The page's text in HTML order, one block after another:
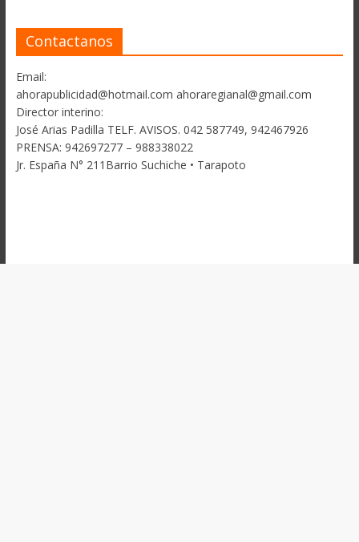
Contactanos
Email:
ahorapublicidad@hotmail.com ahoraregianal@gmail.com
Director interino:
José Arias Padilla TELF. AVISOS. 042 587749, 942467926
PRENSA: 942697277 – 988338022
Jr. España N° 211Barrio Suchiche • Tarapoto